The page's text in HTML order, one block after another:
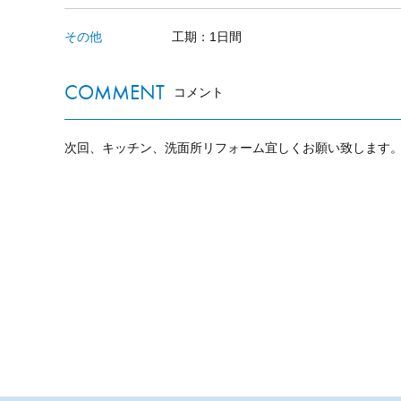
その他 工期：1日間
COMMENT コメント
次回、キッチン、洗面所リフォーム宜しくお願い致します